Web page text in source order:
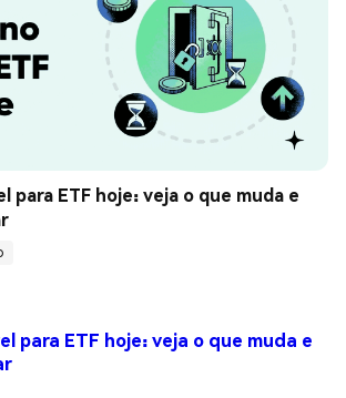
para ETF hoje: veja o que muda e
para ETF hoje: veja o que muda e